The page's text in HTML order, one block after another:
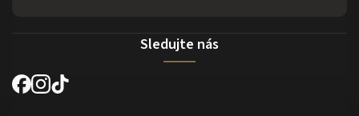
Sledujte nás